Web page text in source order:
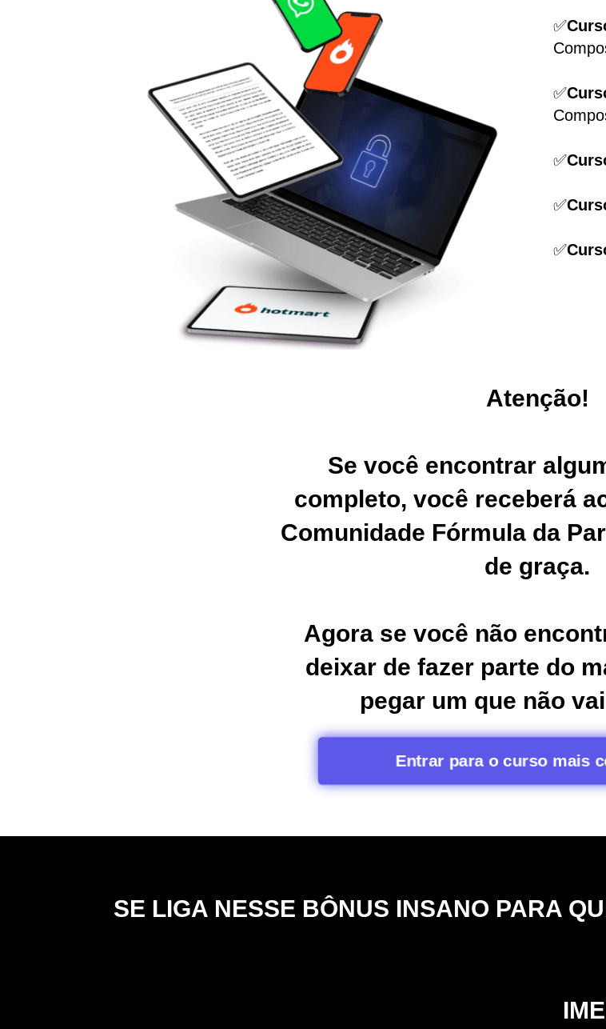
✅
✅
✅
✅
✅
Atenção!
Se você encontrar
completo, você receberá
Comunidade Fórmula da
de graça.
Agora se você não
deixar de fazer parte do
pegar um que não
Entrar para o curso mais
SE LIGA NESSE BÔNUS INSANO PARA